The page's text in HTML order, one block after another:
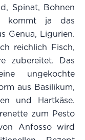
Spinat, Bohnen
kommt ja das
Genua, Ligurien.
reichlich Fisch,
zubereitet. Das
ungekochte
aus Basilikum,
und Hartkäse.
zum Pesto
Anfosso wird